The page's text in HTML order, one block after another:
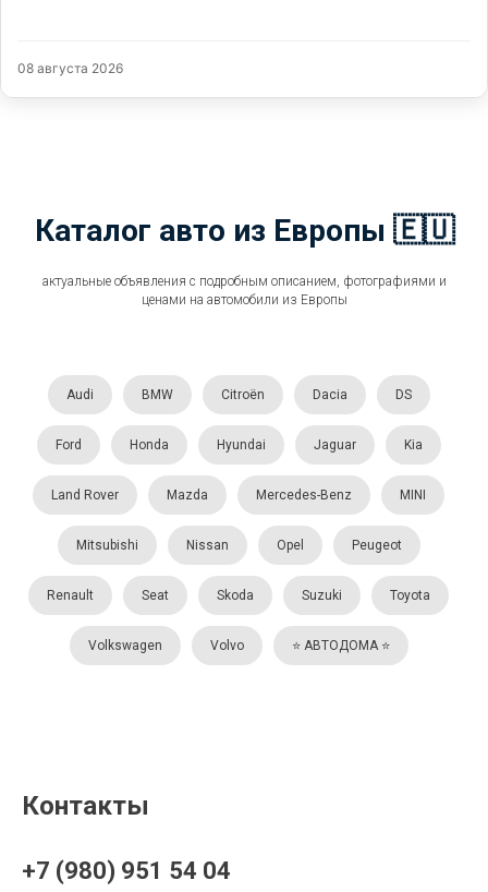
08 августа 2026
Каталог авто из Европы 🇪🇺
актуальные объявления с подробным описанием, фотографиями и
ценами на автомобили из Европы
Audi BMW Citroën Dacia DS
Ford Honda Hyundai Jaguar Kia
Land Rover Mazda Mercedes-Benz MINI
Mitsubishi Nissan Opel Peugeot
Renault Seat Skoda Suzuki Toyota
Volkswagen Volvo ⭐️ АВТОДОМА ⭐️
Контакты
+7 (980) 951 54 04